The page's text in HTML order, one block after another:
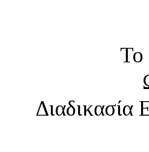
Το
Διαδικασία